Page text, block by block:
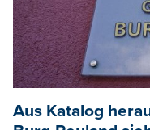
Aus Katalog